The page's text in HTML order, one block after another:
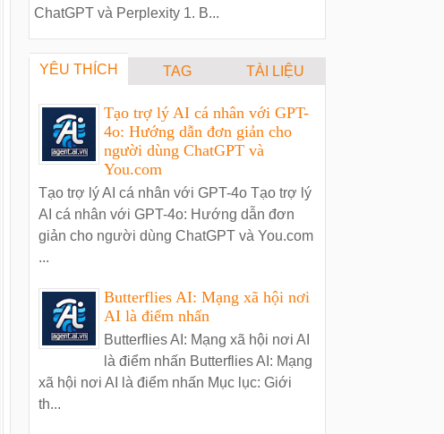
ChatGPT và Perplexity 1. B...
YÊU THÍCH TAG TÀI LIỆU
Tạo trợ lý AI cá nhân với GPT-
4o: Hướng dẫn đơn giản cho
người dùng ChatGPT và
You.com
Tạo trợ lý AI cá nhân với GPT-4o Tạo trợ lý
AI cá nhân với GPT-4o: Hướng dẫn đơn
giản cho người dùng ChatGPT và You.com
...
Butterflies AI: Mạng xã hội nơi
AI là điểm nhấn
Butterflies AI: Mạng xã hội nơi AI
là điểm nhấn Butterflies AI: Mạng
xã hội nơi AI là điểm nhấn Mục lục: Giới
th...